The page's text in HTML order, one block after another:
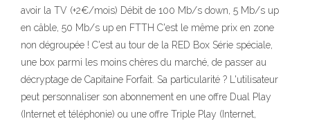
avoir la TV (+2€/mois) Débit de 100 Mb/s down, 5 Mb/s up
en câble, 50 Mb/s up en FTTH C'est le même prix en zone
non dégroupée ! C'est au tour de la RED Box Série spéciale,
une box parmi les moins chères du marché, de passer au
décryptage de Capitaine Forfait. Sa particularité ? L'utilisateur
peut personnaliser son abonnement en une offre Dual Play
(Internet et téléphonie) ou une offre Triple Play (Internet,